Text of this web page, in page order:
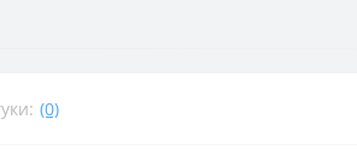
(0)